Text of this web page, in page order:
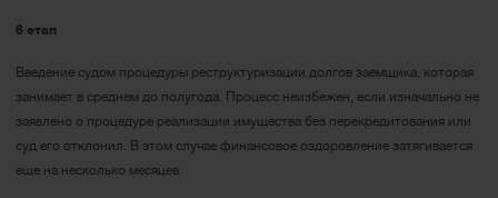
6 этап
Введение судом процедуры реструктуризации долгов заемщика, которая
занимает в среднем до полугода. Процесс неизбежен, если изначально не
заявлено о процедуре реализации имущества без перекредитования или
суд его отклонил. В этом случае финансовое оздоровление затягивается
еще на несколько месяцев.